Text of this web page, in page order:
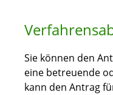
Sie können den
eine betreuende
kann den Antrag